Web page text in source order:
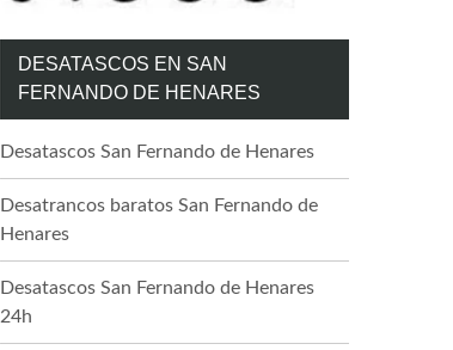
DESATASCOS EN SAN
FERNANDO DE HENARES
Desatascos San Fernando de Henares
Desatrancos baratos San Fernando de
Henares
Desatascos San Fernando de Henares
24h